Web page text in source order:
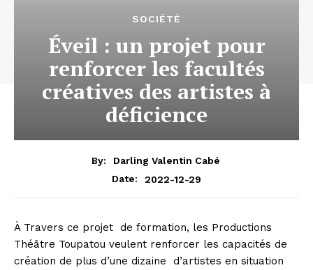
SOCIÉTÉ
Éveil : un projet pour
renforcer les facultés
créatives des artistes à
déficience
By:
Darling Valentin Cabé
Date:
2022-12-29
À Travers ce projet de formation, les Productions
Théâtre Toupatou veulent renforcer les capacités de
création de plus d’une dizaine
d’artistes en situation